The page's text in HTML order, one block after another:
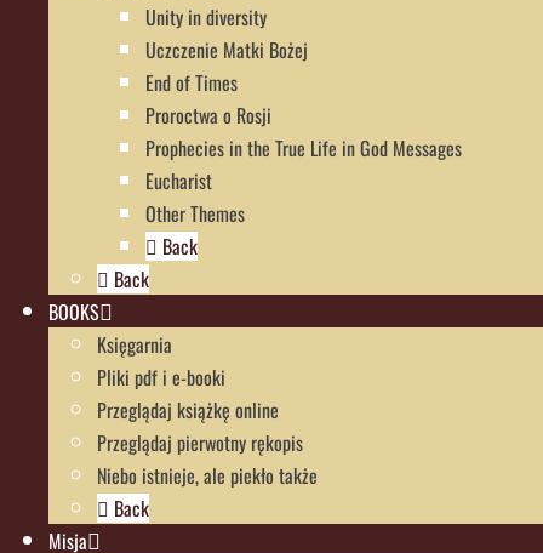
Unity in diversity
Uczczenie Matki Bożej
End of Times
Proroctwa o Rosji
Prophecies in the True Life in God Messages
Eucharist
Other Themes
Back
Back
BOOKS
Księgarnia
Pliki pdf i e-booki
Przeglądaj książkę online
Przeglądaj pierwotny rękopis
Niebo istnieje, ale piekło także
Back
Misja